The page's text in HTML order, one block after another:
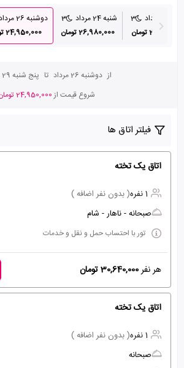
3
تومان
شنبه 24 مرداد
3
26,980,000 تومان
دوشنبه 26 مرداد
24,950,000 تومان
از دوشنبه 26 مرداد تا پنج شنبه 29 مرداد
شروع قیمت از24,950,000 تومان
فیلتر اتاق ها
اتاق یک تخته
1 نفره
( بدون نفر اضافه )
صبحانه - ناهار - شام
تور با احتساب حمل و نقل و خدمات
هر نفر30,640,000 تومان
اتاق یک تخته
1 نفره
( بدون نفر اضافه )
صبحانه